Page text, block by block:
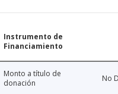
Instrumento de
Financiamiento
Monto a título de
donación
No